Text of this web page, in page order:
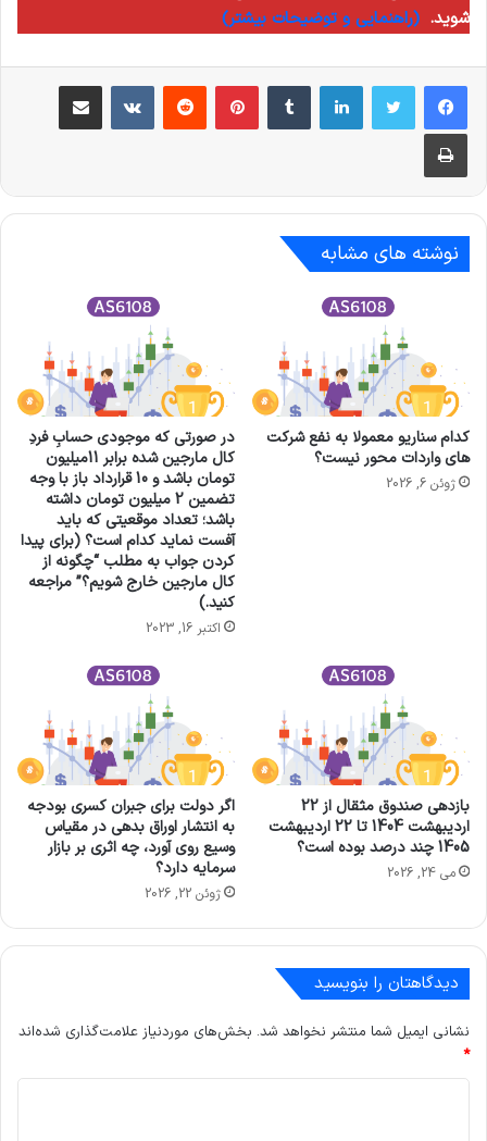
شوید. (راهنمایی و توضیحات بیشتر)
لینکدین ‫تامبلر ‫پین‌ترست‫رددیت ‫VKontakteاشتراک گذاری از طریق ایمیل
چاپ
نوشته های مشابه
کدام سناریو معمولا به نفع شرکت‌
های واردات‌ محور نیست؟
ژوئن 6, 2026
در صورتی که موجودی حسابِ فردِ
کال مارجین شده برابر 11میلیون
تومان باشد و 10 قرارداد باز با وجه
تضمین 2 میلیون تومان داشته
باشد؛ تعداد موقعیتی که باید
آفست نماید کدام است؟ (برای پیدا
کردن جواب به مطلب “چگونه از
کال مارجین خارج شویم؟” مراجعه
کنید.)
اکتبر 16, 2023
بازدهی صندوق مثقال از 22
اردیبهشت 1404 تا 22 اردیبهشت
1405 چند درصد بوده است؟
می 24, 2026
اگر دولت برای جبران کسری بودجه
به انتشار اوراق بدهی در مقیاس
وسیع روی آورد، چه اثری بر بازار
سرمایه دارد؟
ژوئن 22, 2026
دیدگاهتان را بنویسید
نشانی ایمیل شما منتشر نخواهد شد. بخش‌های موردنیاز علامت‌گذاری شده‌اند
*